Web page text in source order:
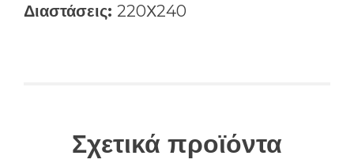
Διαστάσεις: 220Χ240
Σχετικά προϊόντα